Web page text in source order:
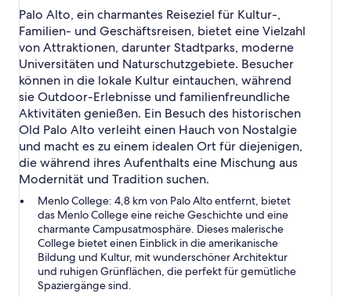
e
r
Palo Alto, ein charmantes Reiseziel für Kultur-,
Familien- und Geschäftsreisen, bietet eine Vielzahl
von Attraktionen, darunter Stadtparks, moderne
Universitäten und Naturschutzgebiete. Besucher
können in die lokale Kultur eintauchen, während
sie Outdoor-Erlebnisse und familienfreundliche
Aktivitäten genießen. Ein Besuch des historischen
Old Palo Alto verleiht einen Hauch von Nostalgie
und macht es zu einem idealen Ort für diejenigen,
die während ihres Aufenthalts eine Mischung aus
Modernität und Tradition suchen.
Menlo College: 4,8 km von Palo Alto entfernt, bietet
das Menlo College eine reiche Geschichte und eine
charmante Campusatmosphäre. Dieses malerische
College bietet einen Einblick in die amerikanische
Bildung und Kultur, mit wunderschöner Architektur
und ruhigen Grünflächen, die perfekt für gemütliche
Spaziergänge sind.